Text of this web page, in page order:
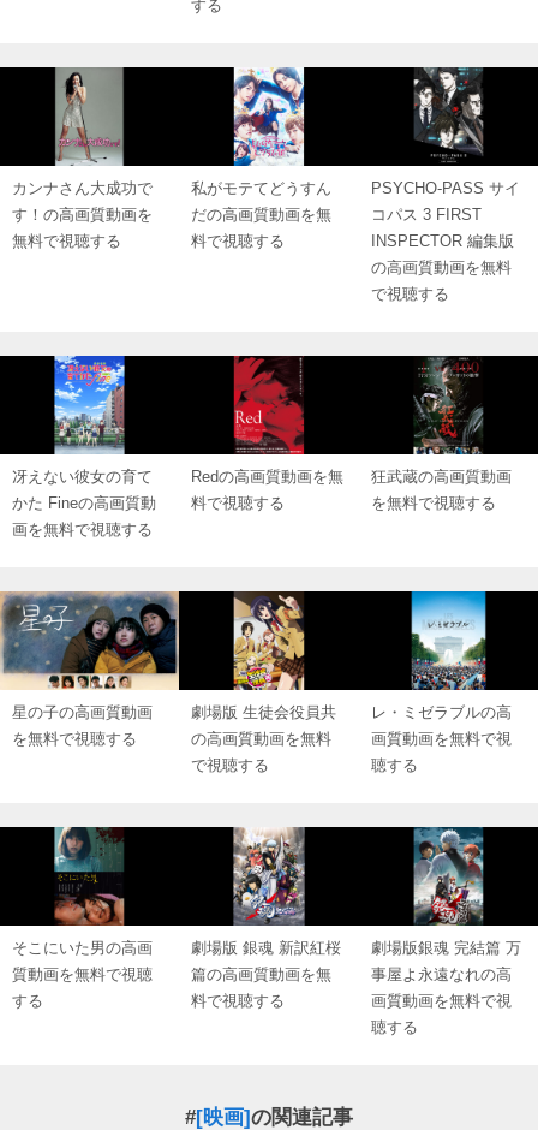
する
カンナさん大成功で
す！の高画質動画を
無料で視聴する
私がモテてどうすん
だの高画質動画を無
料で視聴する
PSYCHO-PASS サイ
コパス 3 FIRST
INSPECTOR 編集版
の高画質動画を無料
で視聴する
冴えない彼女の育て
かた Fineの高画質動
画を無料で視聴する
Redの高画質動画を無
料で視聴する
狂武蔵の高画質動画
を無料で視聴する
星の子の高画質動画
を無料で視聴する
劇場版 生徒会役員共
の高画質動画を無料
で視聴する
レ・ミゼラブルの高
画質動画を無料で視
聴する
そこにいた男の高画
質動画を無料で視聴
する
劇場版 銀魂 新訳紅桜
篇の高画質動画を無
料で視聴する
劇場版銀魂 完結篇 万
事屋よ永遠なれの高
画質動画を無料で視
聴する
#[映画]の関連記事